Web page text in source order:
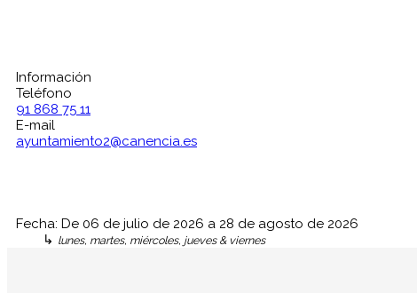
Información
Teléfono
91 868 75 11
E-mail
ayuntamiento2@canencia.es
Fecha: De 06 de julio de 2026 a 28 de agosto de 2026
↳ lunes, martes, miércoles, jueves & viernes